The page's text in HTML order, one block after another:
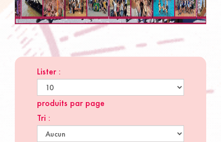
Lister :
produits par page
Tri :